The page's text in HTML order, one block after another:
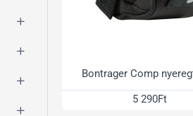
Bontrager Comp
5 290Ft